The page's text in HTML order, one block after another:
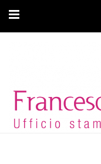
ARTICOLI
MODA ADATTIVA